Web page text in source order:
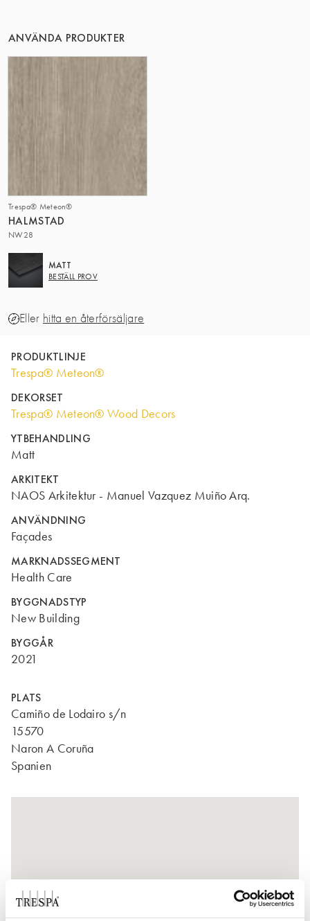
ANVÄNDA PRODUKTER
Trespa® Meteon®
HALMSTAD
NW28
MATT
BESTÄLL PROV
Eller hitta en återförsäljare
PRODUKTLINJE
Trespa® Meteon®
DEKORSET
Trespa® Meteon® Wood Decors
YTBEHANDLING
Matt
ARKITEKT
NAOS Arkitektur - Manuel Vazquez Muiño Arq.
ANVÄNDNING
Façades
MARKNADSSEGMENT
Health Care
BYGGNADSTYP
New Building
BYGGÅR
2021
PLATS
Camiño de Lodairo s/n
15570
Naron A Coruña
Spanien